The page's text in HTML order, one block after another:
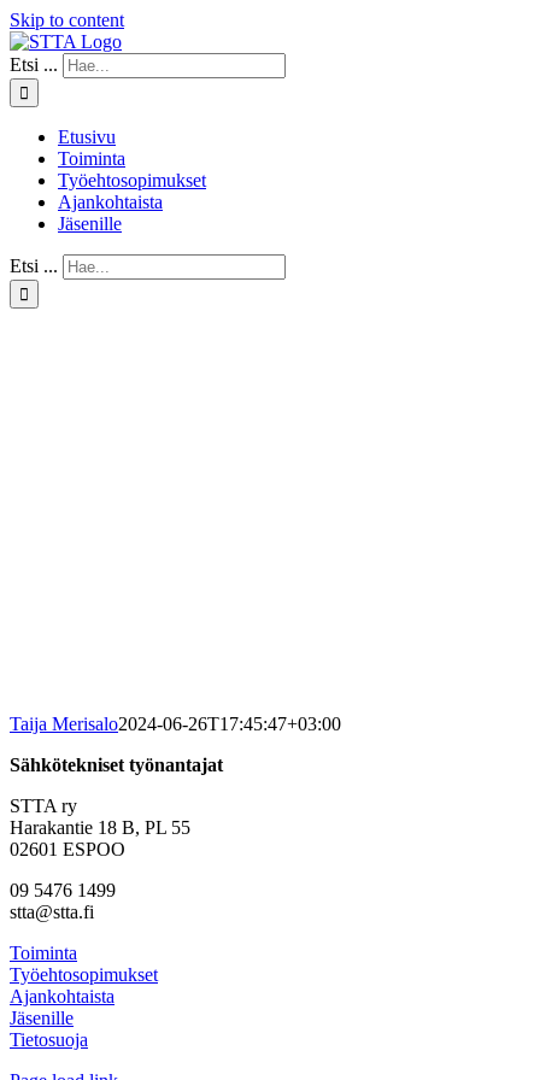
Skip to content
Etsi ...
Etusivu
Toiminta
Työehtosopimukset
Ajankohtaista
Jäsenille
Etsi ...
Taija Merisalo2024-06-26T17:45:47+03:00
Sähkötekniset työnantajat
STTA ry
Harakantie 18 B, PL 55
02601 ESPOO
09 5476 1499
stta@stta.fi
Toiminta
Työehtosopimukset
Ajankohtaista
Jäsenille
Tietosuoja